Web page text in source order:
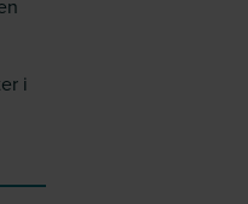
i